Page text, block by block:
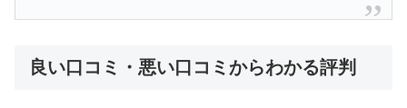
良い口コミ・悪い口コミからわかる評判